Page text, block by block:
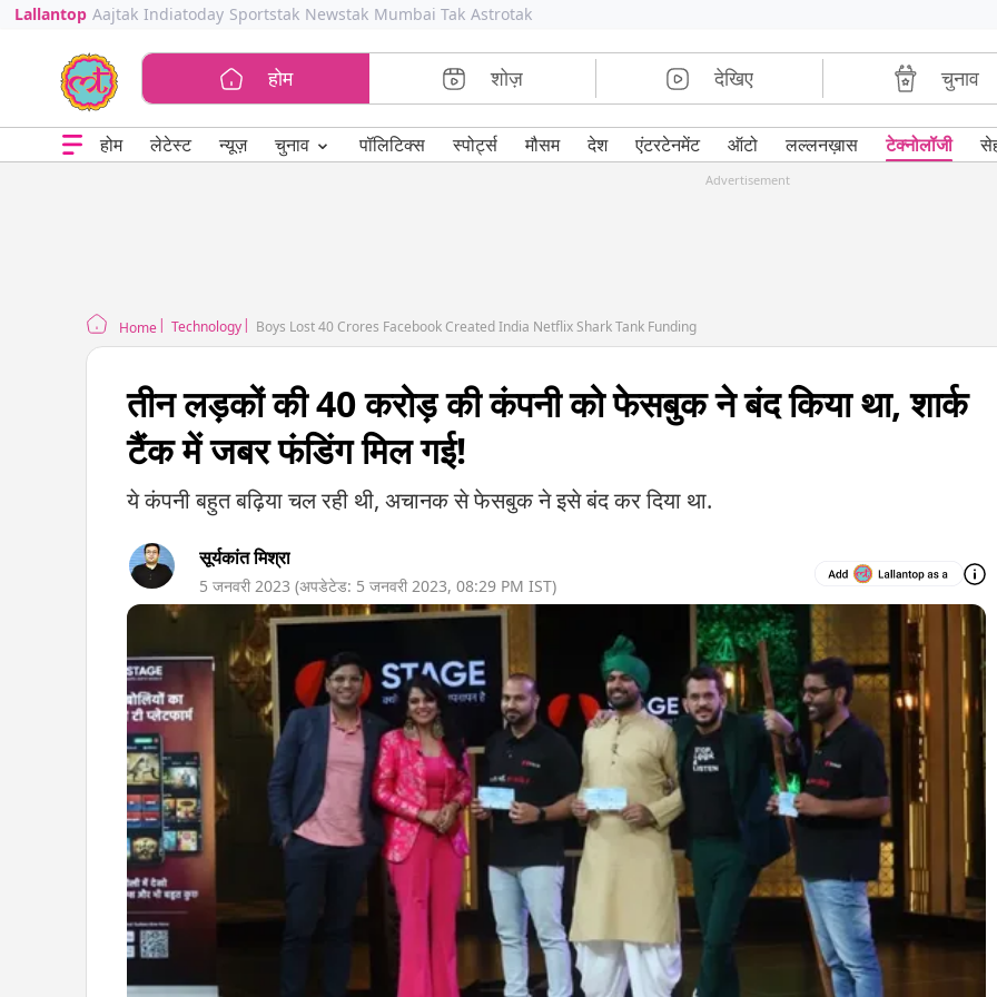
Lallantop Aajtak Indiatoday Sportstak Newstak Mumbai Tak Astrotak
होम शोज़ देखिए चुनाव
होम लेटेस्ट न्यूज़ चुनाव ⌄ पॉलिटिक्स स्पोर्ट्स मौसम देश एंटरटेनमेंट ऑटो लल्लनख़ास टेक्नोलॉजी
Advertisement
Home Technology Boys Lost 40 Crores Facebook Created India Netflix Shark Tank Funding
तीन लड़कों की 40 करोड़ की कंपनी को फेसबुक ने बंद किया था, शार्क
टैंक में जबर फंडिंग मिल गई!
ये कंपनी बहुत बढ़िया चल रही थी, अचानक से फेसबुक ने इसे बंद कर दिया था.
सूर्यकांत मिश्रा
5 जनवरी 2023 (अपडेटेड: 5 जनवरी 2023, 08:29 PM IST)